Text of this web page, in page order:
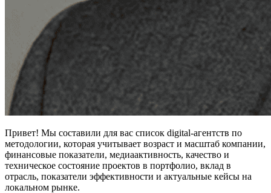
Привет! Мы составили для вас список digital-агентств по
методологии, которая учитывает возраст и масштаб компании,
финансовые показатели, медиаактивность, качество и
техническое состояние проектов в портфолио, вклад в
отрасль, показатели эффективности и актуальные кейсы на
локальном рынке.